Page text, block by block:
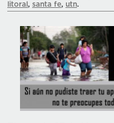
litoral , santa fe, utn.